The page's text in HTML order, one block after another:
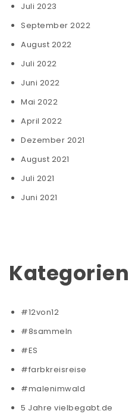
Juli 2023
September 2022
August 2022
Juli 2022
Juni 2022
Mai 2022
April 2022
Dezember 2021
August 2021
Juli 2021
Juni 2021
Kategorien
#12von12
#8sammeln
#ES
#farbkreisreise
#malenimwald
5 Jahre vielbegabt.de